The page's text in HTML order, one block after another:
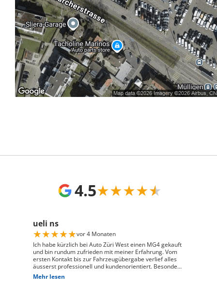
4.5★★★★★
ueli ns
★★★★★vor 4 Monaten
Ich habe kürzlich bei Auto Züri West einen MG4 gekauft
und bin rundum zufrieden mit meiner Erfahrung. Vom
ersten Kontakt bis zur Fahrzeugübergabe verlief alles
äusserst professionell und kundenorientiert. Besonders
hervorheben möchte ich die hervorragende Beratung
durch Herrn David Panic. Er hat sich viel Zeit
Mehr lesen